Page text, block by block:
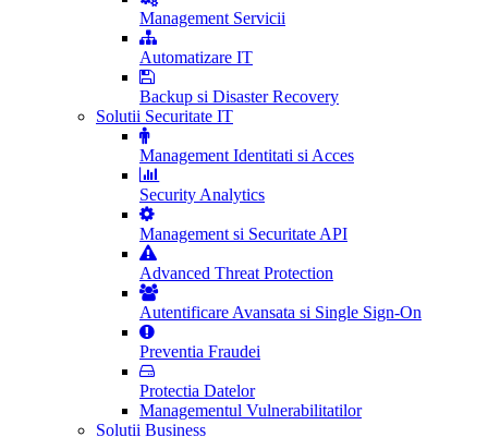
Management Servicii
Automatizare IT
Backup si Disaster Recovery
Solutii Securitate IT
Management Identitati si Acces
Security Analytics
Management si Securitate API
Advanced Threat Protection
Autentificare Avansata si Single Sign-On
Preventia Fraudei
Protectia Datelor
Managementul Vulnerabilitatilor
Solutii Business